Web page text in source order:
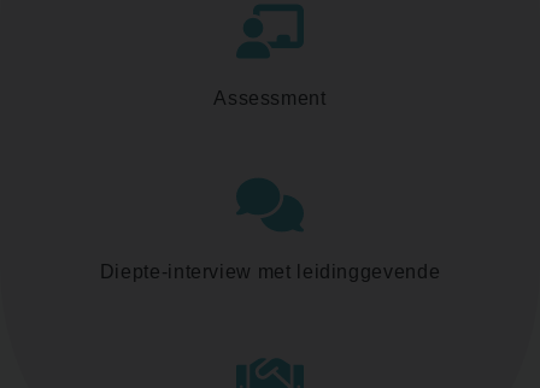
Assessment
Diepte-interview met leidinggevende